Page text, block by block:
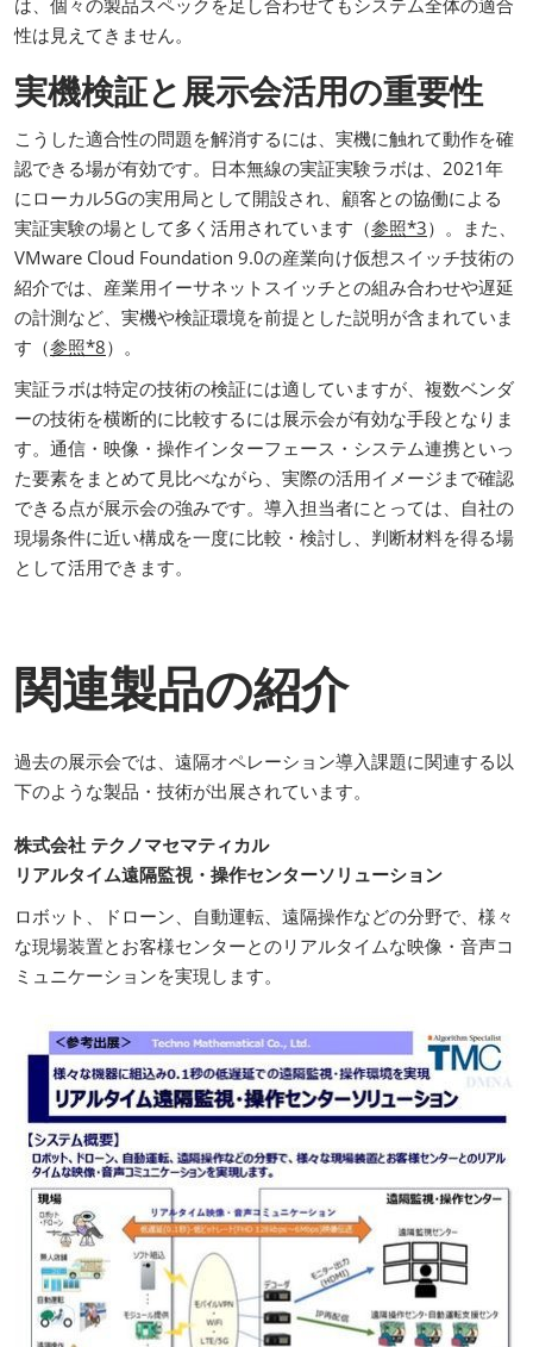
性は見えてきません。
実機検証と展示会活用の重要性
こうした適合性の問題を解消するには、実機に触れて動作を確
認できる場が有効です。日本無線の実証実験ラボは、2021年
にローカル5Gの実用局として開設され、顧客との協働による
実証実験の場として多く活用されています（参照*3）。また、
VMware Cloud Foundation 9.0の産業向け仮想スイッチ技術の
紹介では、産業用イーサネットスイッチとの組み合わせや遅延
の計測など、実機や検証環境を前提とした説明が含まれていま
す（参照*8）。
実証ラボは特定の技術の検証には適していますが、複数ベンダ
ーの技術を横断的に比較するには展示会が有効な手段となりま
す。通信・映像・操作インターフェース・システム連携といっ
た要素をまとめて見比べながら、実際の活用イメージまで確認
できる点が展示会の強みです。導入担当者にとっては、自社の
現場条件に近い構成を一度に比較・検討し、判断材料を得る場
として活用できます。
関連製品の紹介
過去の展示会では、遠隔オペレーション導入課題に関連する以
下のような製品・技術が出展されています。
株式会社 テクノマセマティカル
リアルタイム遠隔監視・操作センターソリューション
ロボット、ドローン、自動運転、遠隔操作などの分野で、様々
な現場装置とお客様センターとのリアルタイムな映像・音声コ
ミュニケーションを実現します。